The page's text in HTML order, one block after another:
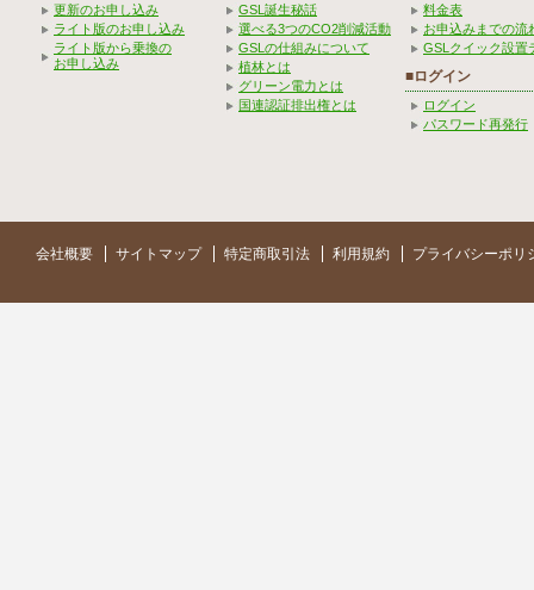
更新のお申し込み
ライト版のお申し込み
ライト版から乗換の
お申し込み
GSL誕生秘話
選べる3つのCO2削減活動
GSLの仕組みについて
植林とは
グリーン電力とは
国連認証排出権とは
料金表
お申込みまでの流
GSLクイック設置
■ログイン
ログイン
パスワード再発行
会社概要 サイトマップ 特定商取引法 利用規約 プライバシーポリ